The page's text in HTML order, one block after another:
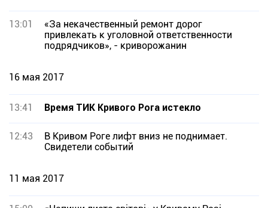
13:01
«За некачественный ремонт дорог
привлекать к уголовной ответственности
подрядчиков», - криворожанин
16 мая 2017
13:41 Время ТИК Кривого Рога истекло
12:43
В Кривом Роге лифт вниз не поднимает.
Свидетели событий
11 мая 2017